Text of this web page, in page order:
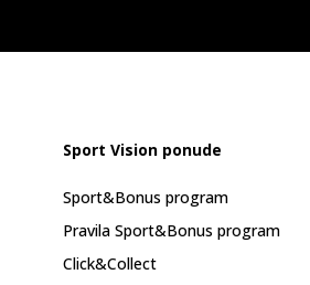
Sport Vision ponude
Sport&Bonus program
Pravila Sport&Bonus program
Click&Collect